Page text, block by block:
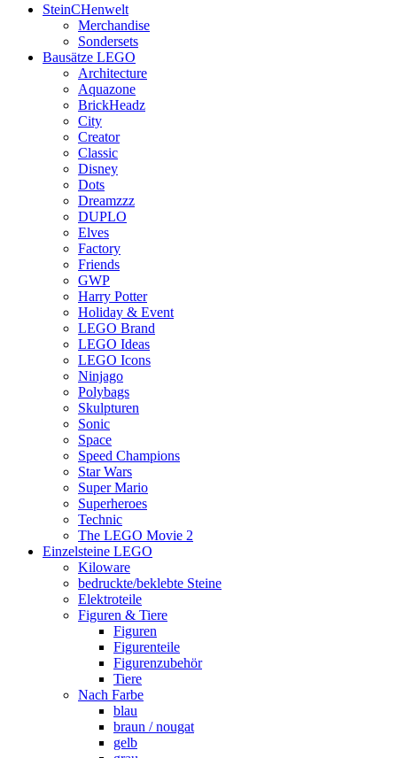
SteinCHenwelt
Merchandise
Sondersets
Bausätze LEGO
Architecture
Aquazone
BrickHeadz
City
Creator
Classic
Disney
Dots
Dreamzzz
DUPLO
Elves
Factory
Friends
GWP
Harry Potter
Holiday & Event
LEGO Brand
LEGO Ideas
LEGO Icons
Ninjago
Polybags
Skulpturen
Sonic
Space
Speed Champions
Star Wars
Super Mario
Superheroes
Technic
The LEGO Movie 2
Einzelsteine LEGO
Kiloware
bedruckte/beklebte Steine
Elektroteile
Figuren & Tiere
Figuren
Figurenteile
Figurenzubehör
Tiere
Nach Farbe
blau
braun / nougat
gelb